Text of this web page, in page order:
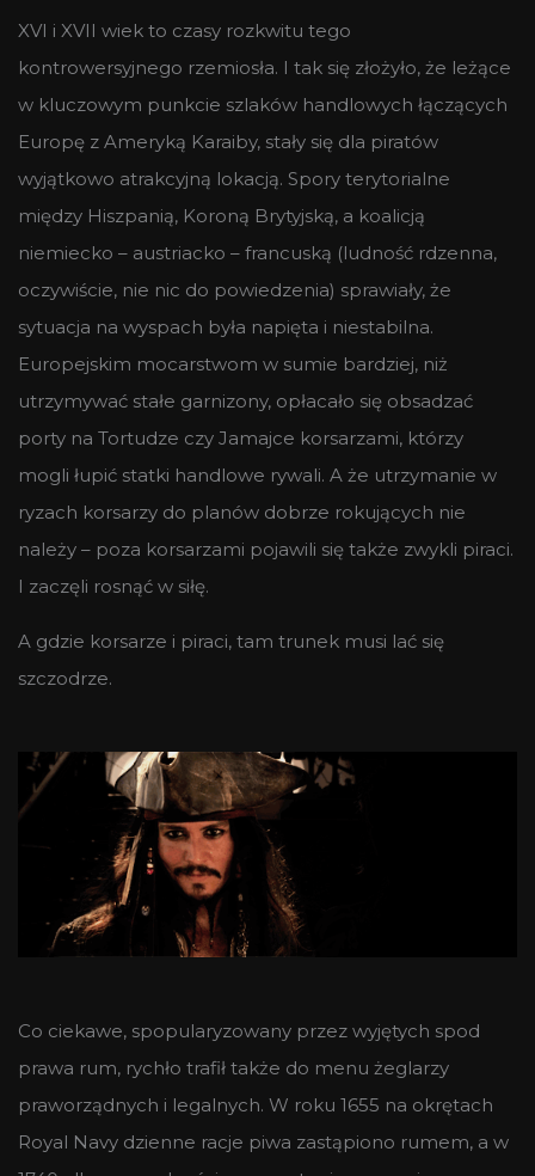
XVI i XVII wiek to czasy rozkwitu tego
kontrowersyjnego rzemiosła. I tak się złożyło, że leżące
w kluczowym punkcie szlaków handlowych łączących
Europę z Ameryką Karaiby, stały się dla piratów
wyjątkowo atrakcyjną lokacją. Spory terytorialne
między Hiszpanią, Koroną Brytyjską, a koalicją
niemiecko – austriacko – francuską (ludność rdzenna,
oczywiście, nie nic do powiedzenia) sprawiały, że
sytuacja na wyspach była napięta i niestabilna.
Europejskim mocarstwom w sumie bardziej, niż
utrzymywać stałe garnizony, opłacało się obsadzać
porty na Tortudze czy Jamajce korsarzami, którzy
mogli łupić statki handlowe rywali. A że utrzymanie w
ryzach korsarzy do planów dobrze rokujących nie
należy – poza korsarzami pojawili się także zwykli piraci.
I zaczęli rosnąć w siłę.
A gdzie korsarze i piraci, tam trunek musi lać się
szczodrze.
Co ciekawe, spopularyzowany przez wyjętych spod
prawa rum, rychło trafił także do menu żeglarzy
praworządnych i legalnych. W roku 1655 na okrętach
Royal Navy dzienne racje piwa zastąpiono rumem, a w